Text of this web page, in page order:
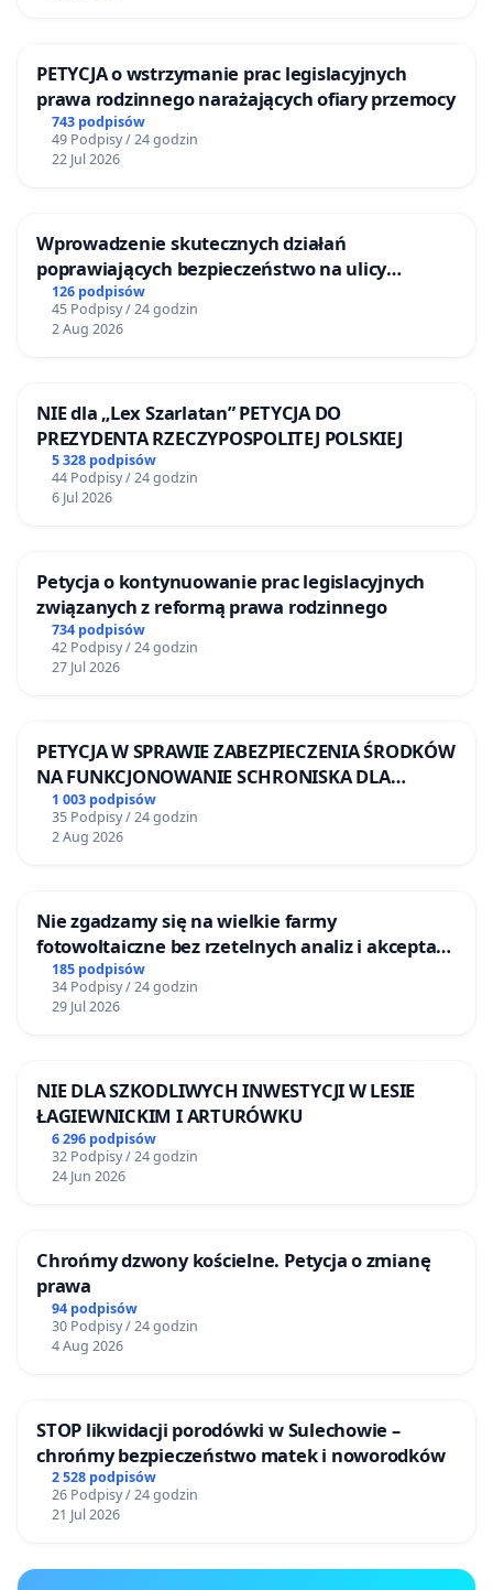
PETYCJA o wstrzymanie prac legislacyjnych
prawa rodzinnego narażających ofiary przemocy
743 podpisów
49 Podpisy / 24 godzin
22 Jul 2026
Wprowadzenie skutecznych działań
poprawiających bezpieczeństwo na ulicy
Żeromskiego w Otwocku
126 podpisów
45 Podpisy / 24 godzin
2 Aug 2026
NIE dla „Lex Szarlatan” PETYCJA DO
PREZYDENTA RZECZYPOSPOLITEJ POLSKIEJ
5 328 podpisów
44 Podpisy / 24 godzin
6 Jul 2026
Petycja o kontynuowanie prac legislacyjnych
związanych z reformą prawa rodzinnego
734 podpisów
42 Podpisy / 24 godzin
27 Jul 2026
PETYCJA W SPRAWIE ZABEZPIECZENIA ŚRODKÓW
NA FUNKCJONOWANIE SCHRONISKA DLA
BEZDOMNYCH ZWIERZĄT W SKARYSZEWIE
1 003 podpisów
35 Podpisy / 24 godzin
2 Aug 2026
Nie zgadzamy się na wielkie farmy
fotowoltaiczne bez rzetelnych analiz i akceptacji
mieszkańców
185 podpisów
34 Podpisy / 24 godzin
29 Jul 2026
NIE DLA SZKODLIWYCH INWESTYCJI W LESIE
ŁAGIEWNICKIM I ARTURÓWKU
6 296 podpisów
32 Podpisy / 24 godzin
24 Jun 2026
Chrońmy dzwony kościelne. Petycja o zmianę
prawa
94 podpisów
30 Podpisy / 24 godzin
4 Aug 2026
STOP likwidacji porodówki w Sulechowie –
chrońmy bezpieczeństwo matek i noworodków
2 528 podpisów
26 Podpisy / 24 godzin
21 Jul 2026